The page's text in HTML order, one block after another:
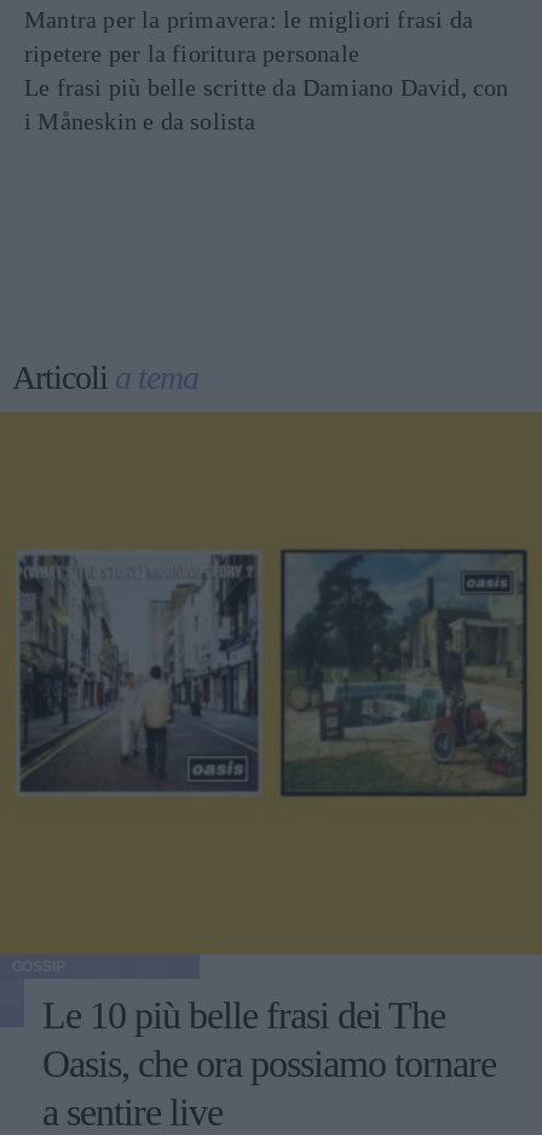
Mantra per la primavera: le migliori frasi da
ripetere per la fioritura personale
Le frasi più belle scritte da Damiano David, con
i Måneskin e da solista
Articoli a tema
Le 10 più belle frasi dei The
Oasis, che ora possiamo tornare
a sentire live